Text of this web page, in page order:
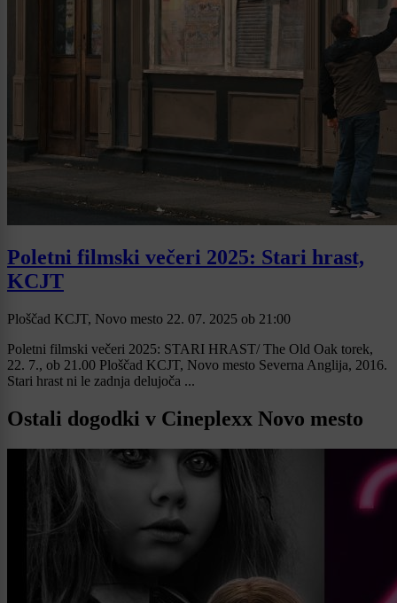
Poletni filmski večeri 2025: Stari hrast,
KCJT
Ploščad KCJT, Novo mesto 22. 07. 2025 ob 21:00
Poletni filmski večeri 2025: STARI HRAST/ The Old Oak torek,
22. 7., ob 21.00 Ploščad KCJT, Novo mesto Severna Anglija, 2016.
Stari hrast ni le zadnja delujoča ...
Ostali dogodki v Cineplexx Novo mesto